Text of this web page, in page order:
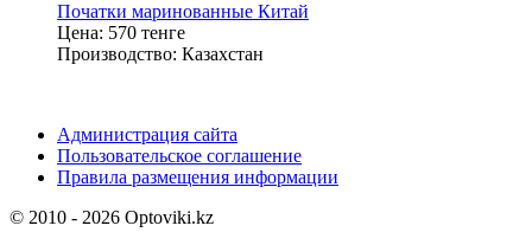
Початки маринованные Китай
Цена: 570 тенге
Производство: Казахстан
Администрация сайта
Пользовательское соглашение
Правила размещения информации
© 2010 - 2026 Optoviki.kz